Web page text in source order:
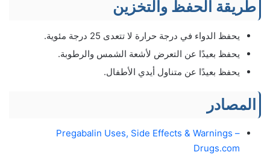
طريقة الحفظ والتخزين
يحفظ الدواء في درجة حرارة لا تتعدى 25 درجة مئوية.
يحفظ بعيدًا عن التعرض لأشعة الشمس والرطوبة.
يحفظ بعيدًا عن متناول أيدي الأطفال.
المصادر
Pregabalin Uses, Side Effects & Warnings –
Drugs.com